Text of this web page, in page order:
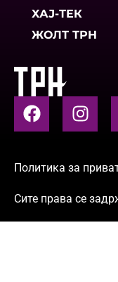
ХАЈ-ТЕК
ЖОЛТ ТРН
Политика за
Сите права се